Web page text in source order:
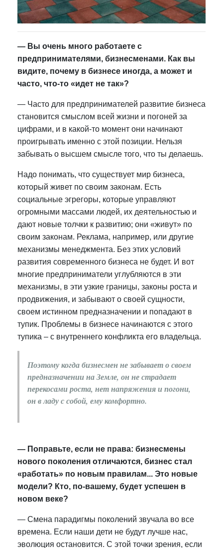
— Вы очень много работаете с
предпринимателями, бизнесменами. Как вы
видите, почему в бизнесе иногда, а может и
часто, что-то «идет не так»?
— Часто для предпринимателей развитие бизнеса
становится смыслом всей жизни и погоней за
цифрами, и в какой-то момент они начинают
проигрывать именно с этой позиции. Нельзя
забывать о высшем смысле того, что ты делаешь.
Надо понимать, что существует мир бизнеса,
который живет по своим законам. Есть
социальные эгрегоры, которые управляют
огромными массами людей, их деятельностью и
дают новые толчки к развитию; они «живут» по
своим законам. Реклама, например, или другие
механизмы менеджмента. Без этих условий
развития современного бизнеса не будет. И вот
многие предприниматели углубляются в эти
механизмы, в эти узкие границы, законы роста и
продвижения, и забывают о своей сущности,
своем истинном предназначении и попадают в
тупик. Проблемы в бизнесе начинаются с этого
тупика – с внутреннего конфликта его владельца.
Поэтому когда бизнесмен не забывает о своем
предназначении на Земле, он не страдает
перекосами роста, нет напряжения и погони,
он в ладу с собой, ему комфортно.
— Поправьте, если не права: бизнесмены
нового поколения отличаются, бизнес стал
«работать» по новым правилам... Это новые
модели? Кто, по-вашему, будет успешен в
новом веке?
— Смена парадигмы поколений звучала во все
времена. Если наши дети не будут лучше нас,
эволюция остановится. С этой точки зрения, если